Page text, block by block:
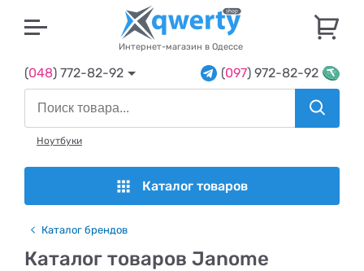
Интернет-магазин в Одессе
(048) 772-82-92 (097) 972-82-92
Ноутбуки
Каталог товаров
Каталог брендов
Каталог товаров Janome